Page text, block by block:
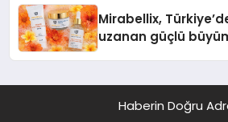
Mirabellix,
uzanan güçlü
Haberin Doğru